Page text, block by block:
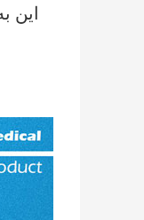
این